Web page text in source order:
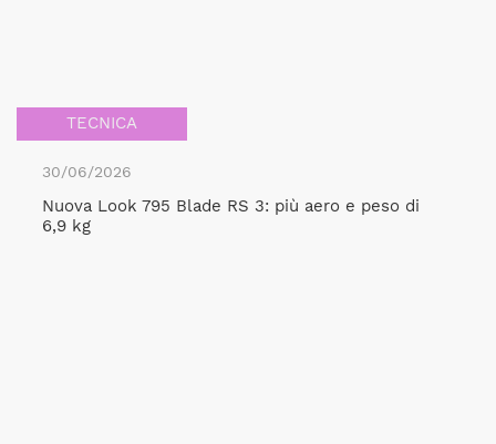
TECNICA
30/06/2026
Nuova Look 795 Blade RS 3: più aero e peso di
6,9 kg